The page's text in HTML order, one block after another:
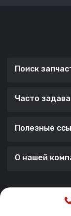
Поиск
Часто
Полезные
О нашей